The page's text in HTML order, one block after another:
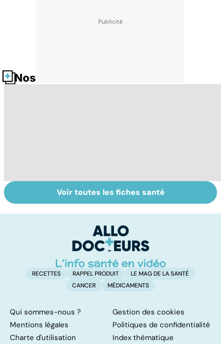
Nos fiches santé
Algie vasculaire
de la face : une
Acupuncture :
comment est-
Voir toutes les fiches santé
RECETTES RAPPEL PRODUIT
LE MAG DE LA SANTÉ
CANCER
MÉDICAMENTS
Qui sommes-nous ?
Gestion des cookies
Mentions légales
Politiques de confidentialité
Charte d'utilisation
Index thématique